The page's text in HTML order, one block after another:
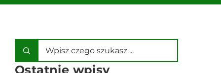
Ostatnie wpisy